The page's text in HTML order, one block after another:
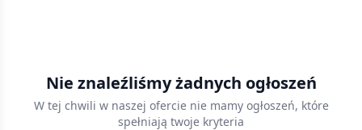
KrakowieNie znaleźliśmy żadnych ogłoszeń
W tej chwili w naszej ofercie nie mamy ogłoszeń, które
spełniają twoje kryteria